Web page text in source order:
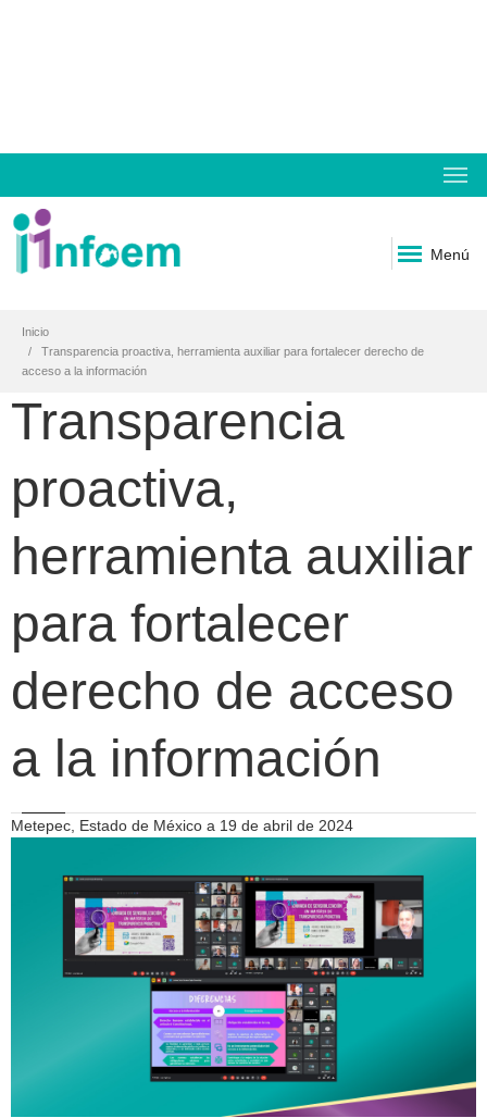
Menú
Inicio
Transparencia proactiva, herramienta auxiliar para fortalecer derecho de
acceso a la información
Transparencia
proactiva,
herramienta auxiliar
para fortalecer
derecho de acceso
a la información
Metepec, Estado de México a 19 de abril de 2024